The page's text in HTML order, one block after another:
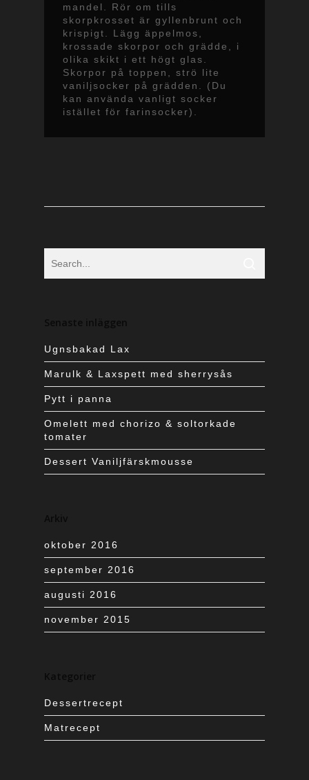
mandel. Rör om tills
skorpkrosset är gyllenbrunt och
krispigt. Lägg äppelmos,
krossade skorpor och grädde, i
olika skikt i ett högt glas.
Skorpor på toppen, strö lite
vaniljsocker på grädden. (Du
kan använda vanligt socker
istället för farinsocker).
Ugnsbakad Lax
Marulk & Laxspett med sherrysås
Pytt i panna
Omelett med chorizo & soltorkade
tomater
Dessert Vaniljfärskmousse
oktober 2016
september 2016
augusti 2016
november 2015
Dessertrecept
Matrecept